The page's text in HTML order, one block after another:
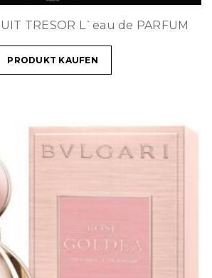
TRESOR L`eau de PARFUM
PRODUKT KAUFEN